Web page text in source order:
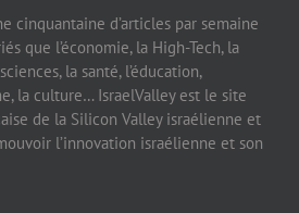
cinquantaine d’articles par semaine
que l’économie, la High-Tech, la
la santé, l’éducation,
la culture… IsraelValley est le site
de la Silicon Valley israélienne et
l’innovation israélienne et son